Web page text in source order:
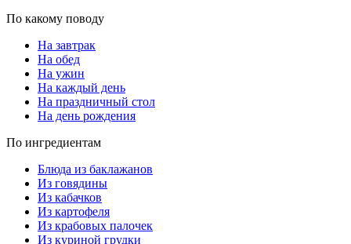
По какому поводу
На завтрак
На обед
На ужин
На каждый день
На праздничный стол
На день рождения
По ингредиентам
Блюда из баклажанов
Из говядины
Из кабачков
Из картофеля
Из крабовых палочек
Из куриной грудки